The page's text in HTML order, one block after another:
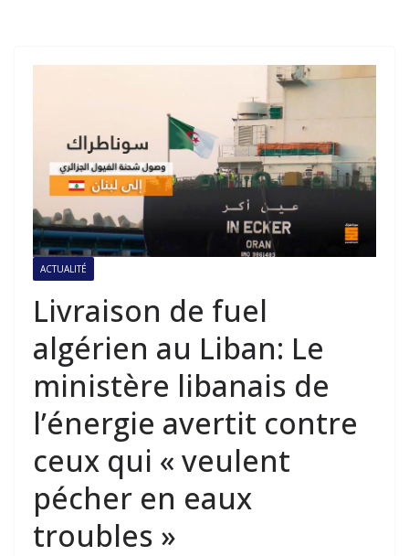
ACTUALITÉ
Livraison de fuel
algérien au Liban: Le
ministère libanais de
l’énergie avertit contre
ceux qui « veulent
pécher en eaux
troubles »